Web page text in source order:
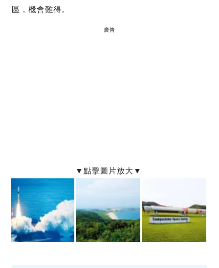
區，機會難得。
廣告